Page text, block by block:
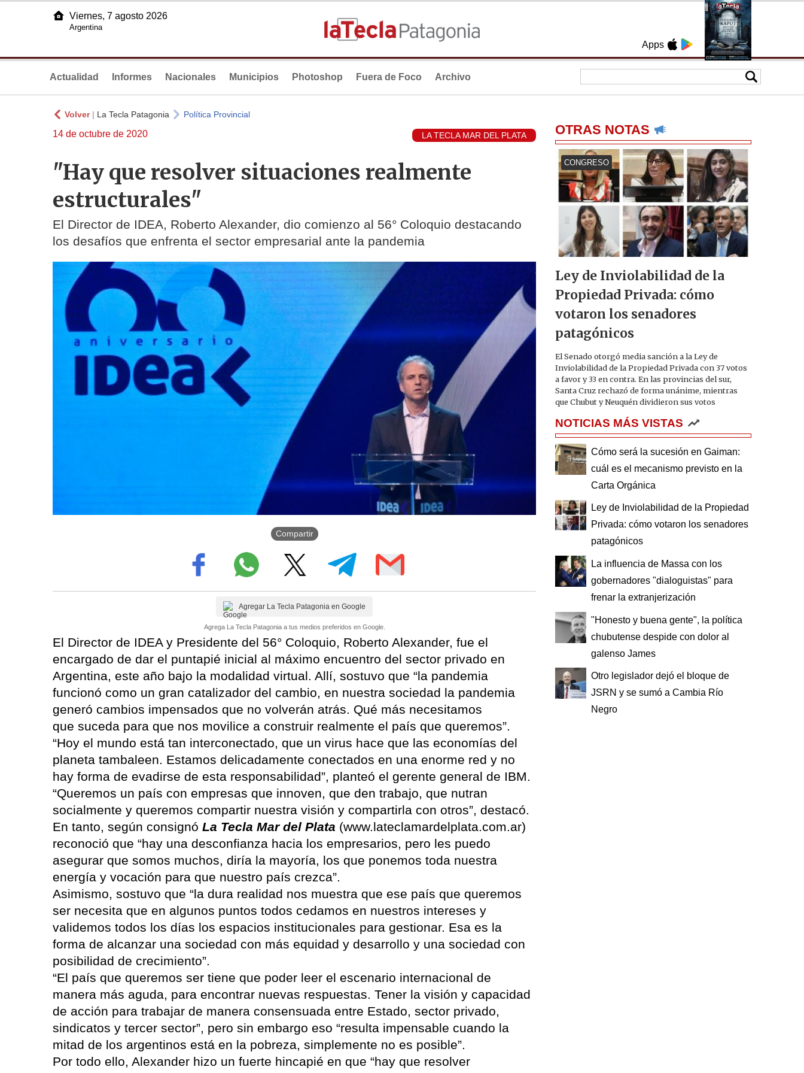
Apps
Viernes, 7 agosto 2026
Argentina
Actualidad Informes Nacionales Municipios Photoshop Fuera de Foco Archivo
Volver| La Tecla Patagonia Política Provincial
14 de octubre de 2020 LA TECLA MAR DEL PLATA
"Hay que resolver situaciones realmente
estructurales"
El Director de IDEA, Roberto Alexander, dio comienzo al 56° Coloquio destacando
los desafíos que enfrenta el sector empresarial ante la pandemia
Compartir
Agregar La Tecla Patagonia en Google
Agrega La Tecla Patagonia a tus medios preferidos en Google.
El Director de IDEA y Presidente del 56° Coloquio, Roberto Alexander, fue el
encargado de dar el puntapié inicial al máximo encuentro del sector privado en
Argentina, este año bajo la modalidad virtual. Allí, sostuvo que “la pandemia
funcionó como un gran catalizador del cambio, en nuestra sociedad la pandemia
generó cambios impensados que no volverán atrás. Qué más necesitamos
que suceda para que nos movilice a construir realmente el país que queremos”.
“Hoy el mundo está tan interconectado, que un virus hace que las economías del
planeta tambaleen. Estamos delicadamente conectados en una enorme red y no
hay forma de evadirse de esta responsabilidad”, planteó el gerente general de IBM.
“Queremos un país con empresas que innoven, que den trabajo, que nutran
socialmente y queremos compartir nuestra visión y compartirla con otros”, destacó.
En tanto, según consignó La Tecla Mar del Plata (www.lateclamardelplata.com.ar)
reconoció que “hay una desconfianza hacia los empresarios, pero les puedo
asegurar que somos muchos, diría la mayoría, los que ponemos toda nuestra
energía y vocación para que nuestro país crezca”.
Asimismo, sostuvo que “la dura realidad nos muestra que ese país que queremos
ser necesita que en algunos puntos todos cedamos en nuestros intereses y
validemos todos los días los espacios institucionales para gestionar. Esa es la
forma de alcanzar una sociedad con más equidad y desarrollo y una sociedad con
posibilidad de crecimiento”.
“El país que queremos ser tiene que poder leer el escenario internacional de
manera más aguda, para encontrar nuevas respuestas. Tener la visión y capacidad
de acción para trabajar de manera consensuada entre Estado, sector privado,
sindicatos y tercer sector”, pero sin embargo eso “resulta impensable cuando la
mitad de los argentinos está en la pobreza, simplemente no es posible”.
Por todo ello, Alexander hizo un fuerte hincapié en que “hay que resolver
OTRAS NOTAS
CONGRESO
Ley de Inviolabilidad de la
Propiedad Privada: cómo
votaron los senadores
patagónicos
El Senado otorgó media sanción a la Ley de
Inviolabilidad de la Propiedad Privada con 37 votos
a favor y 33 en contra. En las provincias del sur,
Santa Cruz rechazó de forma unánime, mientras
que Chubut y Neuquén dividieron sus votos
NOTICIAS MÁS VISTAS
Cómo será la sucesión en Gaiman:
cuál es el mecanismo previsto en la
Carta Orgánica
Ley de Inviolabilidad de la Propiedad
Privada: cómo votaron los senadores
patagónicos
La influencia de Massa con los
gobernadores "dialoguistas" para
frenar la extranjerización
"Honesto y buena gente", la política
chubutense despide con dolor al
galenso James
Otro legislador dejó el bloque de
JSRN y se sumó a Cambia Río
Negro